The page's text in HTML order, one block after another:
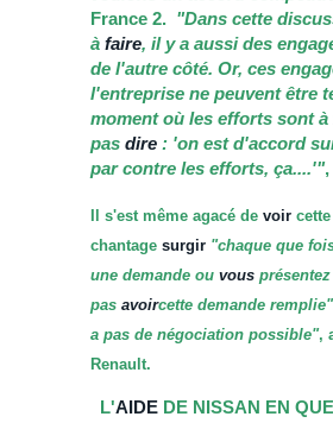
France 2. "Dans cette
à faire, il y a aussi des
de l'autre côté. Or, ces
l'entreprise ne peuvent être
moment où les efforts sont à
pas dire : 'on est d'accord
par contre les efforts, ça....'",
Il s'est même agacé de voir
chantage surgir "chaque que
une demande ou vous
pas avoircette demande remplie"
a pas de négociation possible",
Renault.
L'AIDE DE NISSAN EN